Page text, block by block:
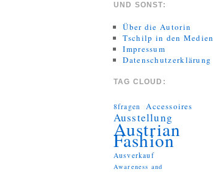
UND SONST:
Über die Autorin
Tschilp in den Medien
Impressum
Datenschutzerklärung
TAG CLOUD:
8fragen Accessoires
Ausstellung
Austrian
Fashion
Ausverkauf
Awareness and